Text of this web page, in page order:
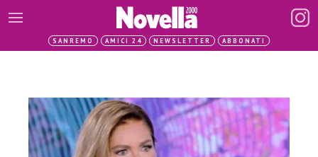
SANREMO AMICI 24 NEWSLETTER ABBONATI